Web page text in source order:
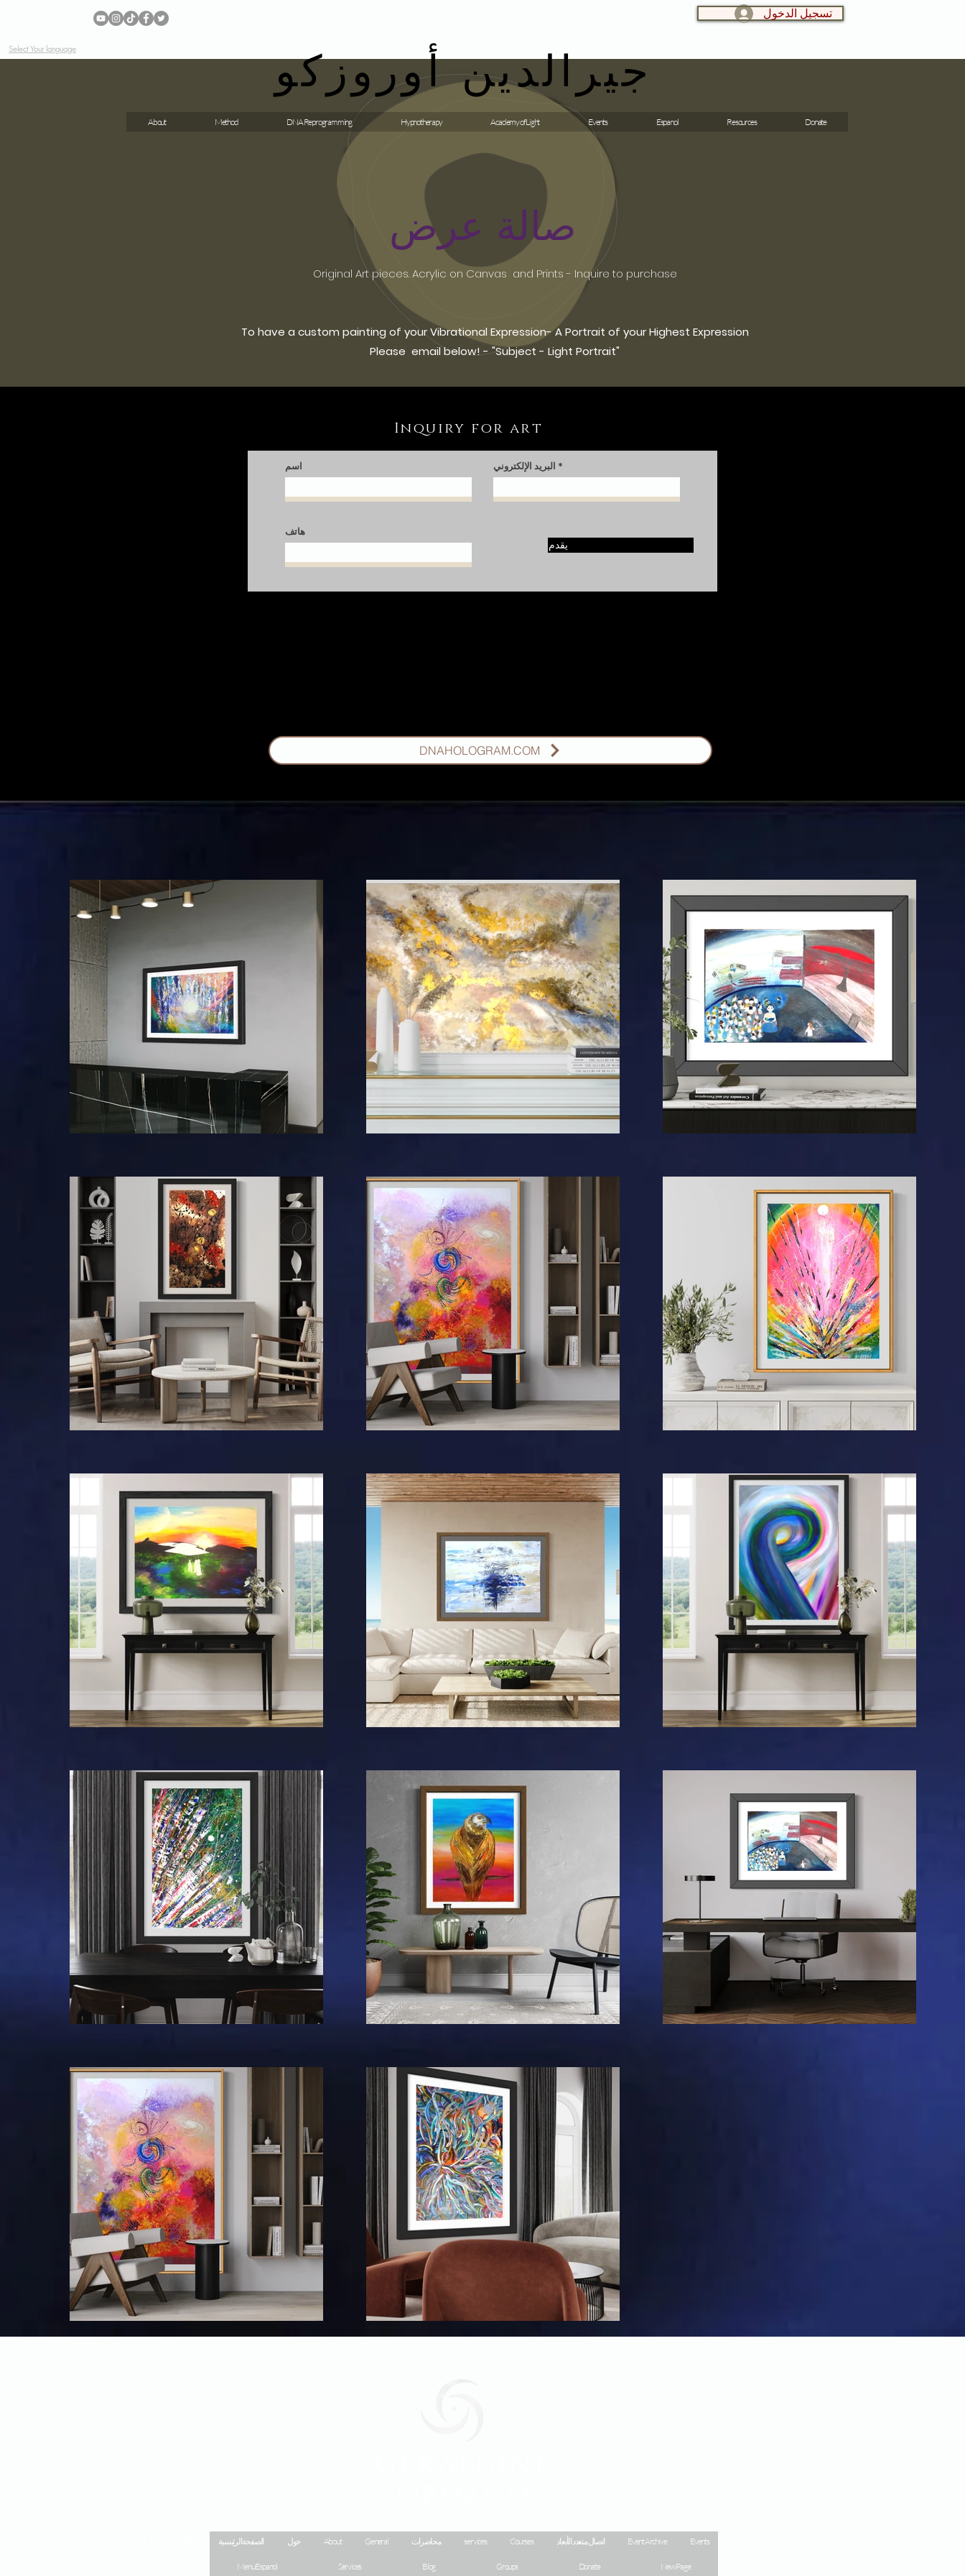
Select Your language
تسجيل الدخول
جيرالدين أوروزكو
About Method DNA Reprogramming Hypnotherapy Academy of Light Events Espanol Resources Donate
صالة عرض
Original Art pieces. Acrylic on Canvas and Prints - Inquire to purchase
To have a custom painting of your Vibrational Expression- A Portrait of your Highest Expression
Please email below! - "Subject - Light Portrait"
Inquiry for art
اسم
هاتف
البريد الإلكتروني
يقدم
DNAHOLOGRAM.COM
الصفحة الرئيسية حول About General محاضرات services Courses اتصال متعدد الأبعاد Event Archive Events
Menu Espanol Services Blog Groups Donate New Page